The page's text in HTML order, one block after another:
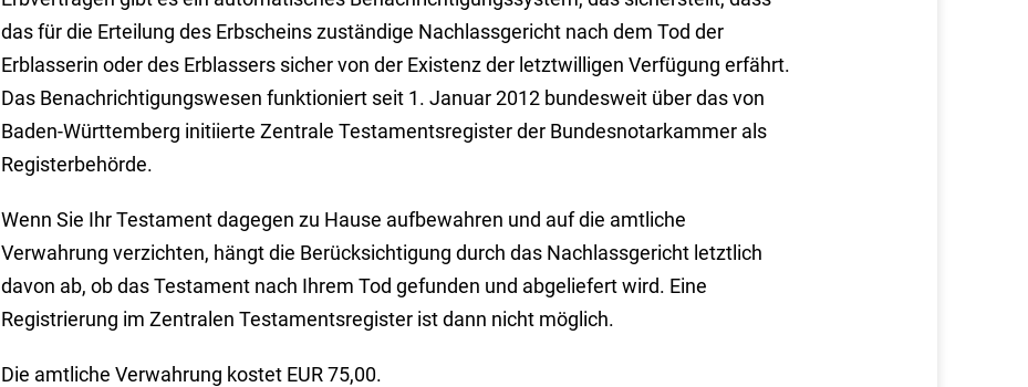
das für die Erteilung des Erbscheins zuständige Nachlassgericht nach dem Tod der
Erblasserin oder des Erblassers sicher von der Existenz der letztwilligen Verfügung erfährt.
Das Benachrichtigungswesen funktioniert seit 1. Januar 2012 bundesweit über das von
Baden-Württemberg initiierte Zentrale Testamentsregister der Bundesnotarkammer als
Registerbehörde.
Wenn Sie Ihr Testament dagegen zu Hause aufbewahren und auf die amtliche
Verwahrung verzichten, hängt die Berücksichtigung durch das Nachlassgericht letztlich
davon ab, ob das Testament nach Ihrem Tod gefunden und abgeliefert wird. Eine
Registrierung im Zentralen Testamentsregister ist dann nicht möglich.
Die amtliche Verwahrung kostet EUR 75,00.